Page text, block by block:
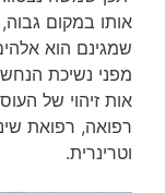
אותו במקום גבוה,
שמגינם הוא
מפני נשיכת
אות זיהוי של
רפואה, רפואת
וטרינרית.